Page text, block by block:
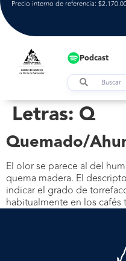
Precio interno de referencia:
Podcast
Letras: Q
Quemado/
El olor se parece al del
quema madera. El
indicar el grado de
habitualmente en los